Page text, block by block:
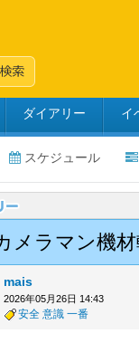
ダイアリー イ
スケジュール
メラマン機
mais
2026年05月26日 14:43
安全 意識 一番